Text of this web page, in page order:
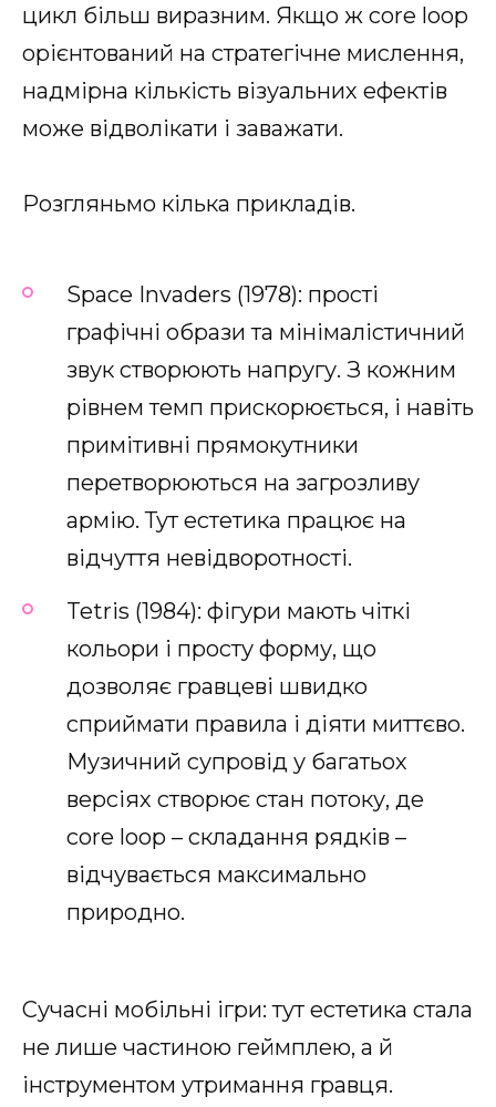
цикл більш виразним. Якщо ж core loop
орієнтований на стратегічне мислення,
надмірна кількість візуальних ефектів
може відволікати і заважати.
Розгляньмо кілька прикладів.
Space Invaders (1978): прості
графічні образи та мінімалістичний
звук створюють напругу. З кожним
рівнем темп прискорюється, і навіть
примітивні прямокутники
перетворюються на загрозливу
армію. Тут естетика працює на
відчуття невідворотності.
Tetris (1984): фігури мають чіткі
кольори і просту форму, що
дозволяє гравцеві швидко
сприймати правила і діяти миттєво.
Музичний супровід у багатьох
версіях створює стан потоку, де
core loop – складання рядків –
відчувається максимально
природно.
Сучасні мобільні ігри: тут естетика стала
не лише частиною геймплею, а й
інструментом утримання гравця.